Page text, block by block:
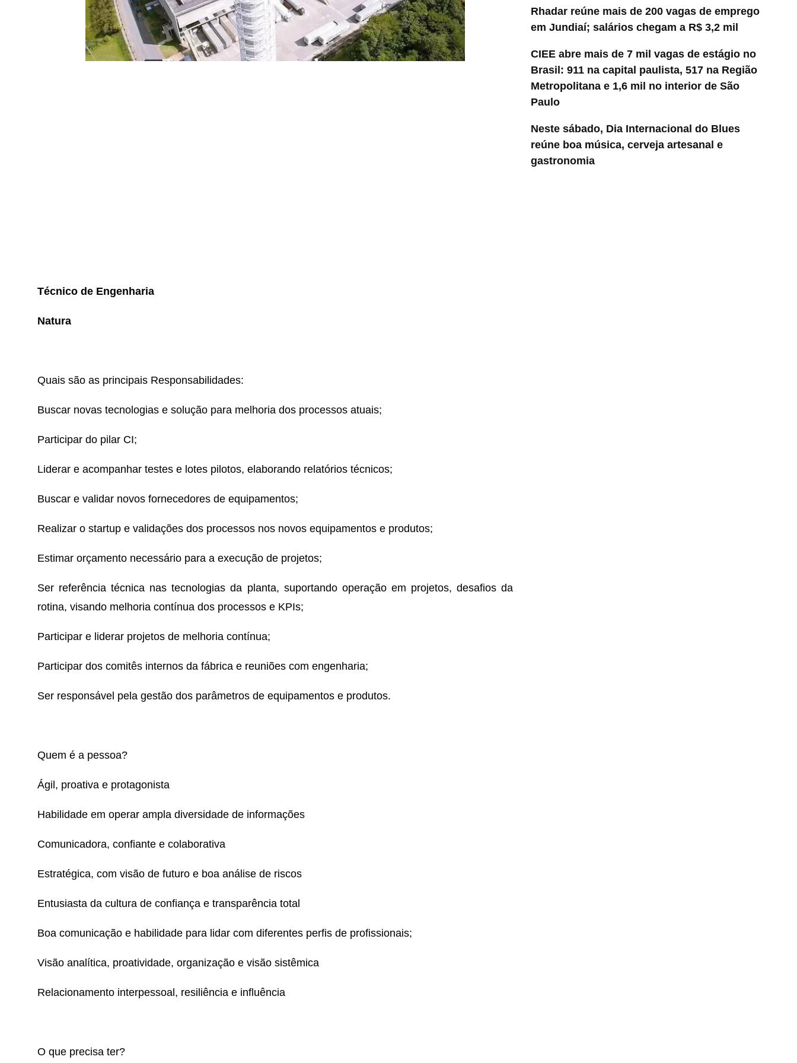
Técnico de Engenharia
Natura
Quais são as principais Responsabilidades:
Buscar novas tecnologias e solução para melhoria dos processos atuais;
Participar do pilar CI;
Liderar e acompanhar testes e lotes pilotos, elaborando relatórios técnicos;
Buscar e validar novos fornecedores de equipamentos;
Realizar o startup e validações dos processos nos novos equipamentos e produtos;
Estimar orçamento necessário para a execução de projetos;
Ser referência técnica nas tecnologias da planta, suportando operação em projetos, desafios da
rotina, visando melhoria contínua dos processos e KPIs;
Participar e liderar projetos de melhoria contínua;
Participar dos comitês internos da fábrica e reuniões com engenharia;
Ser responsável pela gestão dos parâmetros de equipamentos e produtos.
Quem é a pessoa?
Ágil, proativa e protagonista
Habilidade em operar ampla diversidade de informações
Comunicadora, confiante e colaborativa
Estratégica, com visão de futuro e boa análise de riscos
Entusiasta da cultura de confiança e transparência total
Boa comunicação e habilidade para lidar com diferentes perfis de profissionais;
Visão analítica, proatividade, organização e visão sistêmica
Relacionamento interpessoal, resiliência e influência
O que precisa ter?
Rhadar reúne mais de 200 vagas de emprego
em Jundiaí; salários chegam a R$ 3,2 mil
CIEE abre mais de 7 mil vagas de estágio no
Brasil: 911 na capital paulista, 517 na Região
Metropolitana e 1,6 mil no interior de São
Paulo
Neste sábado, Dia Internacional do Blues
reúne boa música, cerveja artesanal e
gastronomia